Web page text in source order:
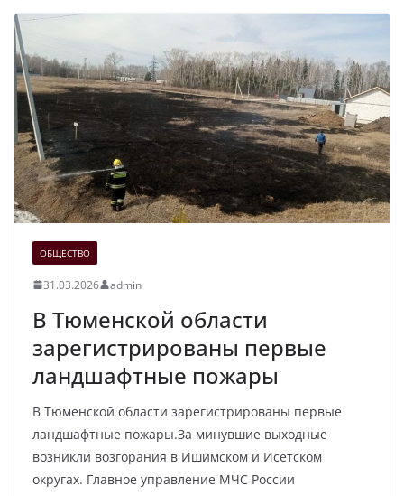
ОБЩЕСТВО
31.03.2026 admin
В Тюменской области
зарегистрированы первые
ландшафтные пожары
В Тюменской области зарегистрированы первые
ландшафтные пожары.За минувшие выходные
возникли возгорания в Ишимском и Исетском
округах. Главное управление МЧС России